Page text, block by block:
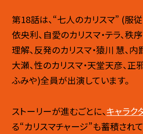
第18話は、“七人のカリスマ” (服
依央利、自愛のカリスマ・テラ、秩
理解、反発のカリスマ・猿川 慧、内
大瀬、性のカリスマ・天堂天彦、正
ふみや)全員が出演しています。
ストーリーが進むごとに、キャラク
る“カリスマチャージ”も蓄積され